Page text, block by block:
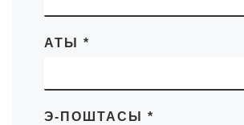
АТЫ *
Э-ПОШТАСЫ *